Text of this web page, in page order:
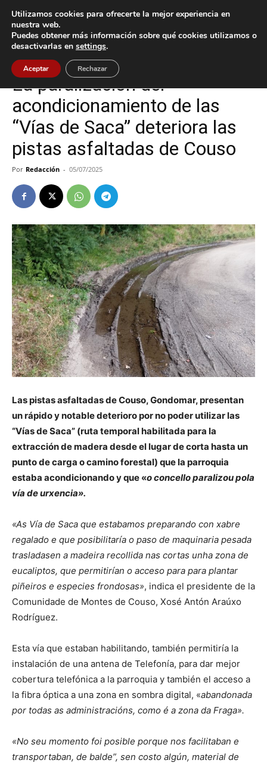
Inicio Gondomar
Gondomar
La paralización del
acondicionamiento de las
“Vías de Saca” deteriora las
pistas asfaltadas de Couso
Por Redacción - 05/07/2025
Las pistas asfaltadas de Couso, Gondomar, presentan
un rápido y notable deterioro por no poder utilizar las
“Vías de Saca” (ruta temporal habilitada para la
extracción de madera desde el lugar de corta hasta un
punto de carga o camino forestal) que la parroquia
estaba acondicionando y que «o concello paralizou pola
vía de urxencia».
«As Vía de Saca que estabamos preparando con xabre
regalado e que posibilitaría o paso de maquinaria pesada
trasladasen a madeira recollida nas cortas unha zona de
eucaliptos, que permitirían o acceso para para plantar
piñeiros e especies frondosas», indica el presidente de la
Comunidade de Montes de Couso, Xosé Antón Araúxo
Rodríguez.
Esta vía que estaban habilitando, también permitiría la
instalación de una antena de Telefonía, para dar mejor
cobertura telefónica a la parroquia y también el acceso a
la fibra óptica a una zona en sombra digital, «abandonada
por todas as administracións, como é a zona da Fraga».
«No seu momento foi posible porque nos facilitaban e
transportaban, de balde”, sen costo algún, material de
Utilizamos cookies para ofrecerte la mejor experiencia en
nuestra web.
Puedes obtener más información sobre qué cookies utilizamos o
desactivarlas en settings.
Aceptar Rechazar